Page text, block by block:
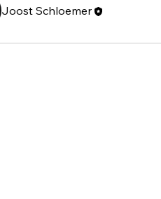
Joost Schloemer